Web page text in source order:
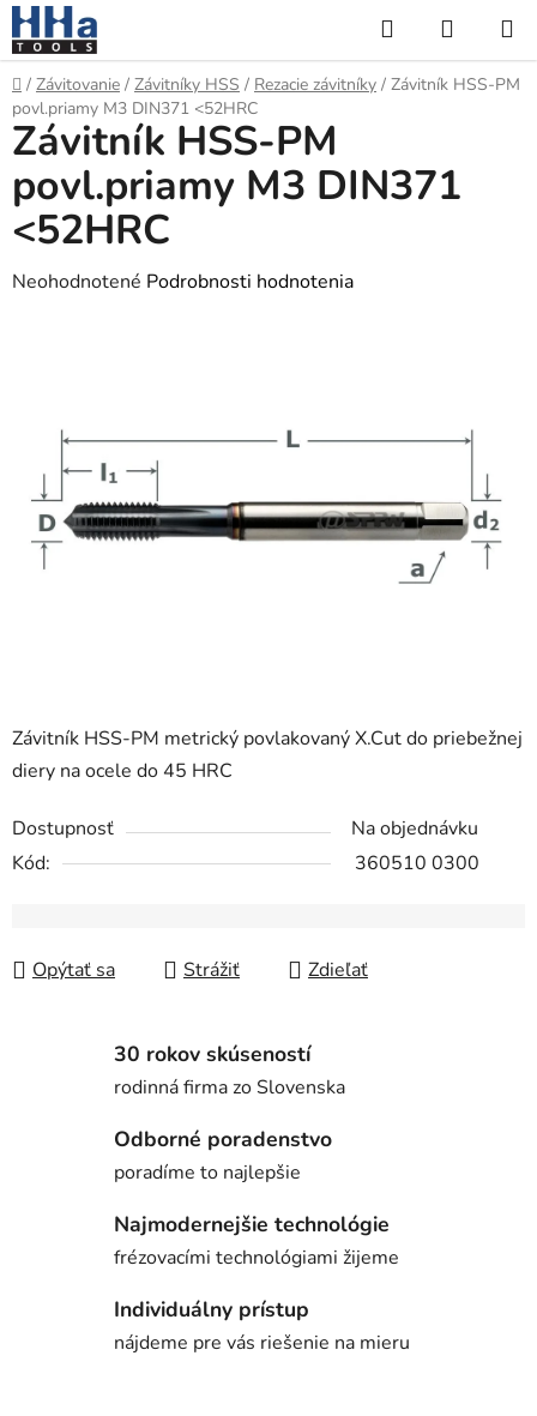
Prejsť
na
obsah
Hľadať
KOŠÍK
Domov
/ Závitovanie / Závitníky HSS / Rezacie závitníky / Závitník HSS-PM
povl.priamy M3 DIN371 <52HRC
Závitník HSS-PM metrický povlakovaný X.Cut do priebežnej
diery na ocele do 45 HRC
Dostupnosť
Na objednávku
Kód:
360510 0300
Opýtať sa Strážiť Zdieľať
Závitník HSS-PM
povl.priamy M3 DIN371
<52HRC
Priemerné
hviezdičiek.
Neohodnotené Podrobnosti hodnotenia
30 rokov skúseností
rodinná firma zo Slovenska
Odborné poradenstvo
poradíme to najlepšie
Najmodernejšie technológie
frézovacími technológiami žijeme
Individuálny prístup
nájdeme pre vás riešenie na mieru